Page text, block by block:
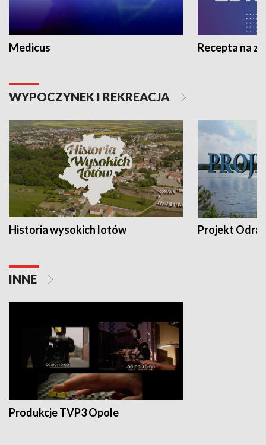
Medicus Recepta na
WYPOCZYNEK I REKREACJA
Historia wysokich lotów Projekt Odra
INNE
Produkcje TVP3 Opole